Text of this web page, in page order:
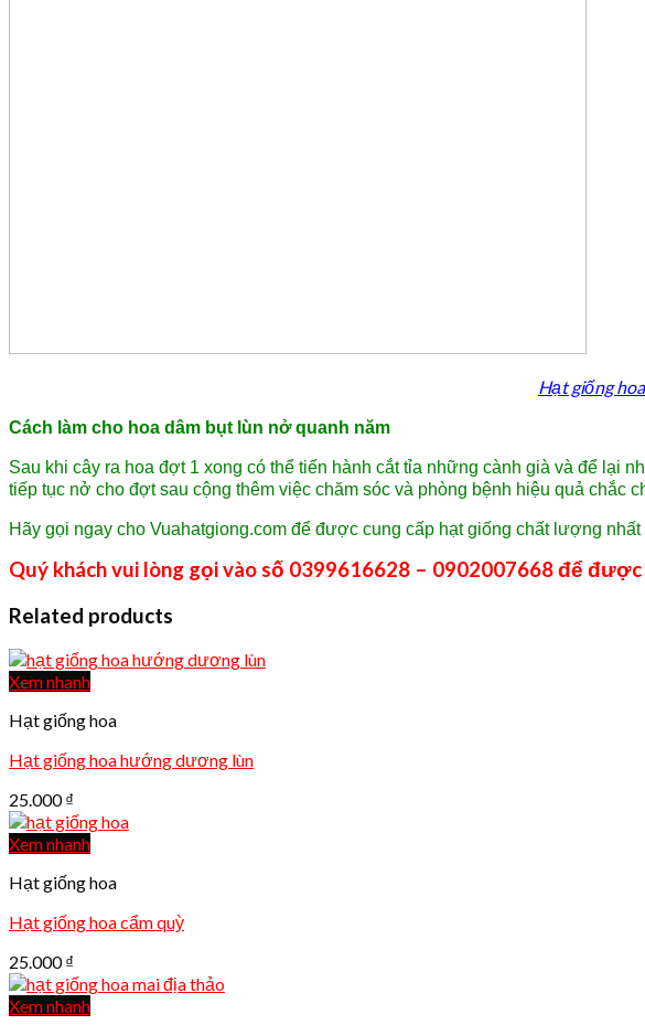
Hạt giống
Cách làm cho hoa dâm bụt lùn nở quanh năm
Sau khi cây ra hoa đợt 1 xong có thể tiến hành cắt tỉa những cành già và để lại
tiếp tục nở cho đợt sau cộng thêm việc chăm sóc và phòng bệnh hiệu quả chắc
Hãy gọi ngay cho Vuahatgiong.com để được cung cấp hạt giống chất lượng
Quý khách vui lòng gọi vào số 0399616628 – 0902007668 để
Related products
Xem nhanh
Hạt giống hoa
Hạt giống hoa hướng dương lùn
25.000₫
Xem nhanh
Hạt giống hoa
Hạt giống hoa cẩm quỳ
25.000₫
Xem nhanh